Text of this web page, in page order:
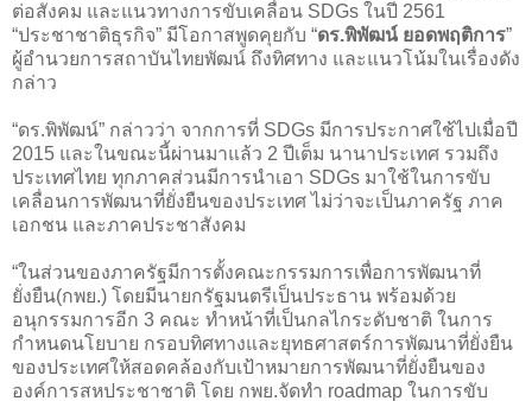
ต่อสังคม และแนวทางการขับเคลื่อน SDGs ในปี 2561
“ประชาชาติธุรกิจ” มีโอกาสพูดคุยกับ “ดร.พิพัฒน์ ยอดพฤติการ”
ผู้อำนวยการสถาบันไทยพัฒน์ ถึงทิศทาง และแนวโน้มในเรื่องดัง
กล่าว
“ดร.พิพัฒน์” กล่าวว่า จากการที่ SDGs มีการประกาศใช้ไปเมื่อปี
2015 และในขณะนี้ผ่านมาแล้ว 2 ปีเต็ม นานาประเทศ รวมถึง
ประเทศไทย ทุกภาคส่วนมีการนำเอา SDGs มาใช้ในการขับ
เคลื่อนการพัฒนาที่ยั่งยืนของประเทศ ไม่ว่าจะเป็นภาครัฐ ภาค
เอกชน และภาคประชาสังคม
“ในส่วนของภาครัฐมีการตั้งคณะกรรมการเพื่อการพัฒนาที่
ยั่งยืน(กพย.) โดยมีนายกรัฐมนตรีเป็นประธาน พร้อมด้วย
อนุกรรมการอีก 3 คณะ ทำหน้าที่เป็นกลไกระดับชาติ ในการ
กำหนดนโยบาย กรอบทิศทางและยุทธศาสตร์การพัฒนาที่ยั่งยืน
ของประเทศให้สอดคล้องกับเป้าหมายการพัฒนาที่ยั่งยืนของ
องค์การสหประชาชาติ โดย กพย.จัดทำ roadmap ในการขับ